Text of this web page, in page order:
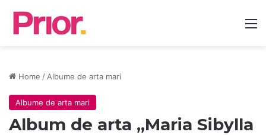
Home / Albume de arta mari
Albume de arta mari
Album de arta „Maria Sibylla